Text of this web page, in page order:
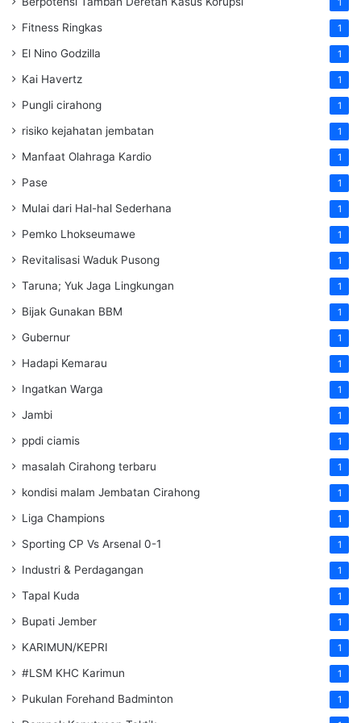
1
Fitness Ringkas 1
El Nino Godzilla 1
Kai Havertz 1
Pungli cirahong 1
risiko kejahatan jembatan 1
Manfaat Olahraga Kardio 1
Pase 1
Mulai dari Hal-hal Sederhana 1
Pemko Lhokseumawe 1
Revitalisasi Waduk Pusong 1
Taruna; Yuk Jaga Lingkungan 1
Bijak Gunakan BBM 1
Gubernur 1
Hadapi Kemarau 1
Ingatkan Warga 1
Jambi 1
ppdi ciamis 1
masalah Cirahong terbaru 1
kondisi malam Jembatan Cirahong 1
Liga Champions 1
Sporting CP Vs Arsenal 0-1 1
Industri & Perdagangan 1
Tapal Kuda 1
Bupati Jember 1
KARIMUN/KEPRI 1
#LSM KHC Karimun 1
Pukulan Forehand Badminton 1